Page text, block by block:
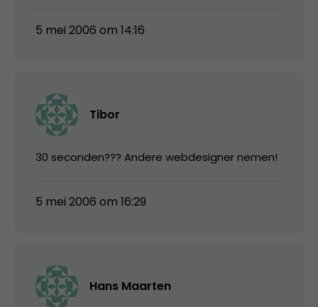
5 mei 2006 om 14:16
Tibor
30 seconden??? Andere webdesigner nemen!
5 mei 2006 om 16:29
Hans Maarten